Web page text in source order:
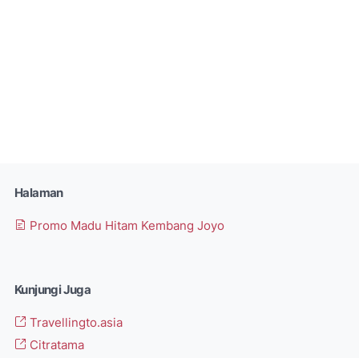
Halaman
Promo Madu Hitam Kembang Joyo
Kunjungi Juga
Travellingto.asia
Citratama